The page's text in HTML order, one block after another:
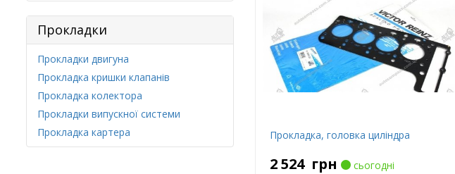
Прокладки
Прокладки двигуна
Прокладка кришки клапанів
Прокладка колектора
Прокладки випускної системи
Прокладка картера
Прокладка, головка циліндра
2 524 грн
сьогодні